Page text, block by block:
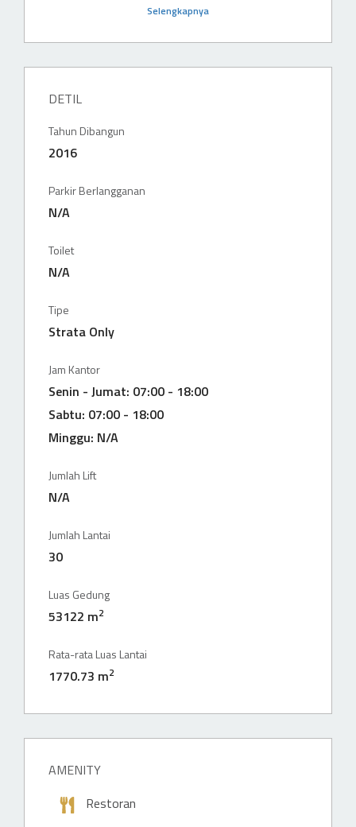
Selengkapnya
DETIL
Tahun Dibangun
2016
Parkir Berlangganan
N/A
Toilet
N/A
Tipe
Strata Only
Jam Kantor
Senin - Jumat: 07:00 - 18:00
Sabtu: 07:00 - 18:00
Minggu: N/A
Jumlah Lift
N/A
Jumlah Lantai
30
Luas Gedung
53122 m2
Rata-rata Luas Lantai
1770.73 m2
AMENITY
Restoran